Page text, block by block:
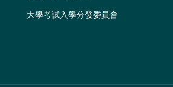
大學考試入學分發委員會